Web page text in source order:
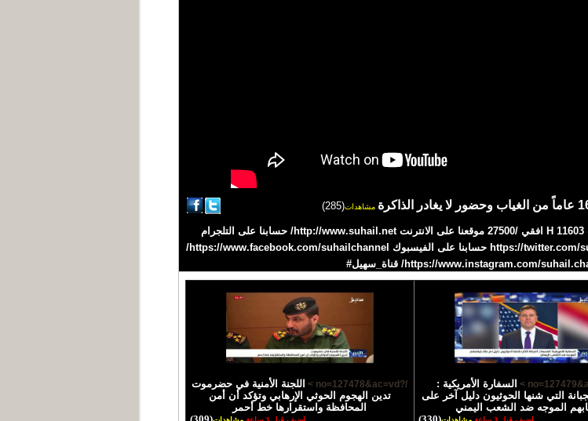
مشاهدات(285)
#يحيى_علاو #سهيل #اليمن #YEMEN تردد القناة على نايلسات 11603 H افقي /27500 موقعنا على الانترنت http://www.suhail.net/ حسابنا على التلجرام
https://telegram.me/suhailtv حسابنا على التويتر https://twitter.com/suhailchannel حسابنا على الفيسبوك https://www.facebook.com/suhailchannel/
السفارة الأمريكية :
التي شنها الحوثيون دليل آخر على
الموجه ضد الشعب اليمني
/?no=127478&ac=vd >
اللجنة الأمنية في حضرموت
تدين الهجوم الحوثي الإرهابي وتؤكد أن أمن
المحافظة واستقرارها خط أحمر